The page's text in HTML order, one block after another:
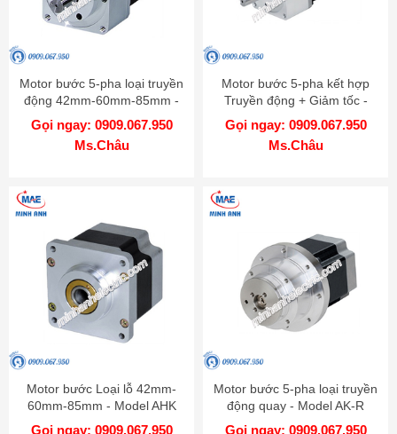
Motor bước 5-pha loại truyền
động 42mm-60mm-85mm -
Model AK-G
Gọi ngay: 0909.067.950
Ms.Châu
Motor bước 5-pha kết hợp
Truyền động + Giảm tốc -
Model AK-GB
Gọi ngay: 0909.067.950
Ms.Châu
Motor bước Loại lỗ 42mm-
60mm-85mm - Model AHK
Gọi ngay: 0909.067.950
Motor bước 5-pha loại truyền
động quay - Model AK-R
Gọi ngay: 0909.067.950